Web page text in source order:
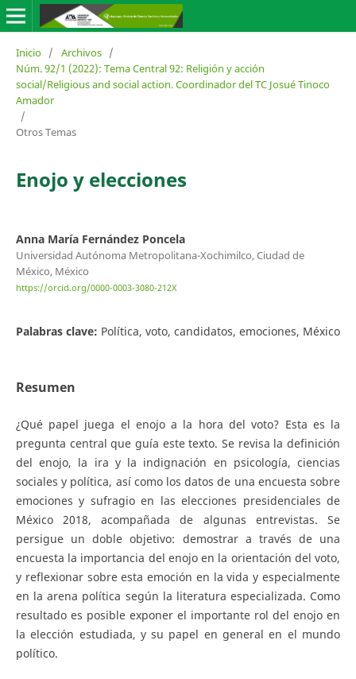
Inicio / Archivos /
Núm. 92/1 (2022): Tema Central 92: Religión y acción
social/Religious and social action. Coordinador del TC Josué Tinoco
Amador
/
Otros Temas
Enojo y elecciones
Anna María Fernández Poncela
Universidad Autónoma Metropolitana-Xochimilco, Ciudad de
México, México
https://orcid.org/0000-0003-3080-212X
Palabras clave: Política, voto, candidatos, emociones, México
Resumen
¿Qué papel juega el enojo a la hora del voto? Esta es la
pregunta central que guía este texto. Se revisa la definición
del enojo, la ira y la indignación en psicología, ciencias
sociales y política, así como los datos de una encuesta sobre
emociones y sufragio en las elecciones presidenciales de
México 2018, acompañada de algunas entrevistas. Se
persigue un doble objetivo: demostrar a través de una
encuesta la importancia del enojo en la orientación del voto,
y reflexionar sobre esta emoción en la vida y especialmente
en la arena política según la literatura especializada. Como
resultado es posible exponer el importante rol del enojo en
la elección estudiada, y su papel en general en el mundo
político.